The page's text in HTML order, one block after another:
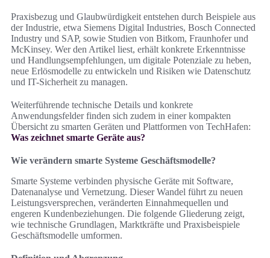
Praxisbezug und Glaubwürdigkeit entstehen durch Beispiele aus
der Industrie, etwa Siemens Digital Industries, Bosch Connected
Industry und SAP, sowie Studien von Bitkom, Fraunhofer und
McKinsey. Wer den Artikel liest, erhält konkrete Erkenntnisse
und Handlungsempfehlungen, um digitale Potenziale zu heben,
neue Erlösmodelle zu entwickeln und Risiken wie Datenschutz
und IT-Sicherheit zu managen.
Weiterführende technische Details und konkrete
Anwendungsfelder finden sich zudem in einer kompakten
Übersicht zu smarten Geräten und Plattformen von TechHafen:
Was zeichnet smarte Geräte aus?
Wie verändern smarte Systeme Geschäftsmodelle?
Smarte Systeme verbinden physische Geräte mit Software,
Datenanalyse und Vernetzung. Dieser Wandel führt zu neuen
Leistungsversprechen, veränderten Einnahmequellen und
engeren Kundenbeziehungen. Die folgende Gliederung zeigt,
wie technische Grundlagen, Marktkräfte und Praxisbeispiele
Geschäftsmodelle umformen.